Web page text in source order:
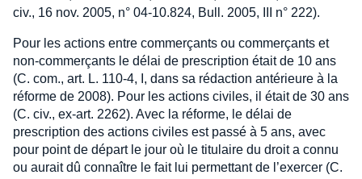
civ., 16 nov. 2005, n° 04-10.824, Bull. 2005, III n° 222).
Pour les actions entre commerçants ou commerçants et
non-commerçants le délai de prescription était de 10 ans
(C. com., art. L. 110-4, I, dans sa rédaction antérieure à la
réforme de 2008). Pour les actions civiles, il était de 30 ans
(C. civ., ex-art. 2262). Avec la réforme, le délai de
prescription des actions civiles est passé à 5 ans, avec
pour point de départ le jour où le titulaire du droit a connu
ou aurait dû connaître le fait lui permettant de l’exercer (C.